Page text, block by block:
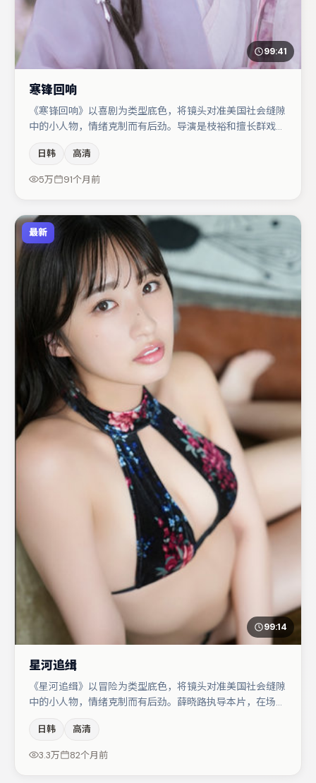
99:41
寒锋回响
《寒锋回响》以喜剧为类型底色，将镜头对准美国社会缝隙
中的小人物，情绪克制而有后劲。导演是枝裕和擅长群戏与
包括亚当·德赖弗、马丽、胡歌等，角色动机前后呼应，适
合喜欢抠台词与伏笔的观众。整体完成度较高，适合周末一
日韩 高清
5万 91个月前
最新
99:14
星河追缉
《星河追缉》以冒险为类型底色，将镜头对准美国社会缝隙
中的小人物，情绪克制而有后劲。薛晓路执导本片，在场面
村拓哉与裴斗娜的对手戏构成全片情感锚点，亚当·德赖弗
则以细节塑造推动谜题层层揭开。节奏紧凑、反转有度，值
日韩 高清
3.3万 82个月前